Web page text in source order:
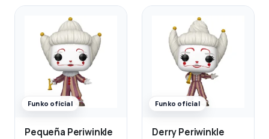
Funko oficial
Pequeña Periwinkle
Funko oficial
Derry Periwinkle